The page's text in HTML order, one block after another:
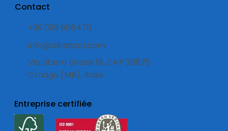
Contact
+39 039 668470
info@alkamsrl.com
Via Libero Grassi 18, CAP 20876
Ornago (MB), Italie
Entreprise certifiée